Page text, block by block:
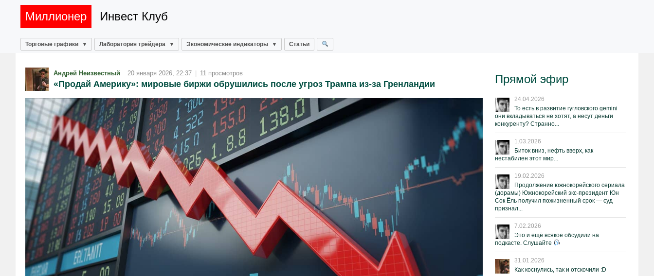
Миллионер Инвест Клуб
Торговые графики Лаборатория трейдера Экономические индикаторы Статьи
Андрей Неизвестный 20 января 2026, 22:37 | 11 просмотров
«Продай Америку»: мировые биржи обрушились после угроз Трампа из-за Гренландии Прямой эфир
24.04.2026
То есть в развитие гугловского gemini
они вкладываться не хотят, а несут деньги
конкуренту? Странно...
1.03.2026
Биток вниз, нефть вверх, как
нестабилен этот мир...
19.02.2026
Продолжение южнокорейского сериала
(дорамы) Южнокорейский экс-президент Юн
Сок Ёль получил пожизненный срок — суд
признал...
7.02.2026
Это и ещё всякое обсудили на
подкасте. Слушайте
31.01.2026
Как коснулись, так и отскочили :D